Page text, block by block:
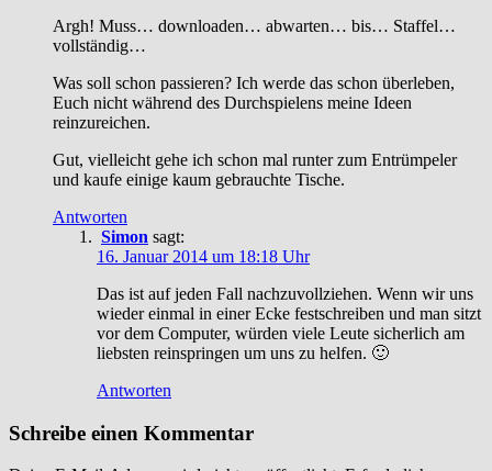
Argh! Muss… downloaden… abwarten… bis… Staffel…
vollständig…
Was soll schon passieren? Ich werde das schon überleben,
Euch nicht während des Durchspielens meine Ideen
reinzureichen.
Gut, vielleicht gehe ich schon mal runter zum Entrümpeler
und kaufe einige kaum gebrauchte Tische.
Antworten
Simon sagt:
16. Januar 2014 um 18:18 Uhr
Das ist auf jeden Fall nachzuvollziehen. Wenn wir uns
wieder einmal in einer Ecke festschreiben und man sitzt
vor dem Computer, würden viele Leute sicherlich am
liebsten reinspringen um uns zu helfen. 🙂
Antworten
Schreibe einen Kommentar